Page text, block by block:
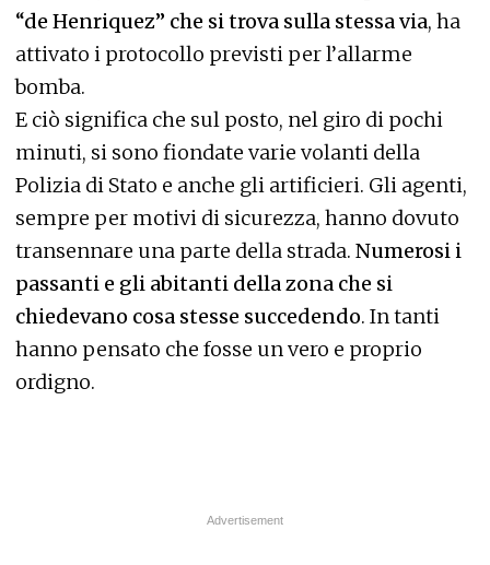
“de Henriquez” che si trova sulla stessa via, ha
attivato i protocollo previsti per l’allarme
bomba.
E ciò significa che sul posto, nel giro di pochi
minuti, si sono fiondate varie volanti della
Polizia di Stato e anche gli artificieri. Gli agenti,
sempre per motivi di sicurezza, hanno dovuto
transennare una parte della strada. Numerosi i
passanti e gli abitanti della zona che si
chiedevano cosa stesse succedendo. In tanti
hanno pensato che fosse un vero e proprio
ordigno.